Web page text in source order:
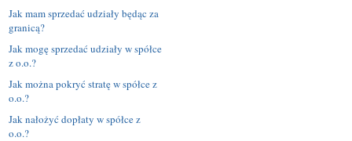
Jak mam sprzedać udziały będąc za
granicą?
Jak mogę sprzedać udziały w spółce
z o.o.?
Jak można pokryć stratę w spółce z
o.o.?
Jak nałożyć dopłaty w spółce z
o.o.?